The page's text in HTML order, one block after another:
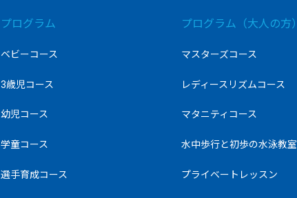
プログラム
ベビーコース
3歳児コース
幼児コース
学童コース
選手育成コース
プログラム（大人の方）
マスターズコース
レディースリズムコース
マタニティコース
水中歩行と初歩の水泳教室
プライベートレッスン